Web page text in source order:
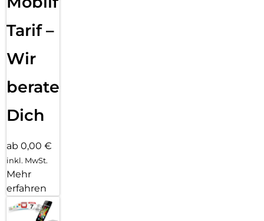
Tarif –
Wir
beraten
Dich
ab 0,00 €
inkl. MwSt.
Mehr
erfahren